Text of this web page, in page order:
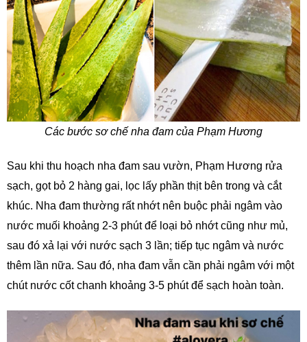
Các bước sơ chế nha đam của Phạm Hương
Sau khi thu hoạch nha đam sau vườn, Phạm Hương rửa
sạch, gọt bỏ 2 hàng gai, lọc lấy phần thịt bên trong và cắt
khúc. Nha đam thường rất nhớt nên buộc phải ngâm vào
nước muối khoảng 2-3 phút để loại bỏ nhớt cũng như mủ,
sau đó xả lại với nước sạch 3 lần; tiếp tục ngâm và nước
thêm lần nữa. Sau đó, nha đam vẫn cần phải ngâm với một
chút nước cốt chanh khoảng 3-5 phút để sạch hoàn toàn.